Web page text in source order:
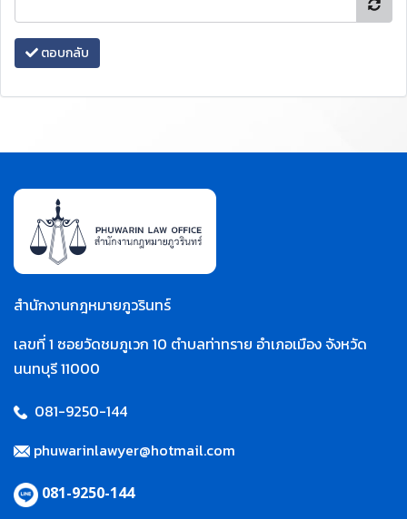
ตอบกลับ
สำนักงานกฎหมายภูวรินทร์
เลขที่ 1 ซอยวัดชมภูเวก 10 ตำบลท่าทราย อำเภอเมือง จังหวัด
นนทบุรี 11000
081-9250-144
phuwarinlawyer@hotmail.com
081-9250-144